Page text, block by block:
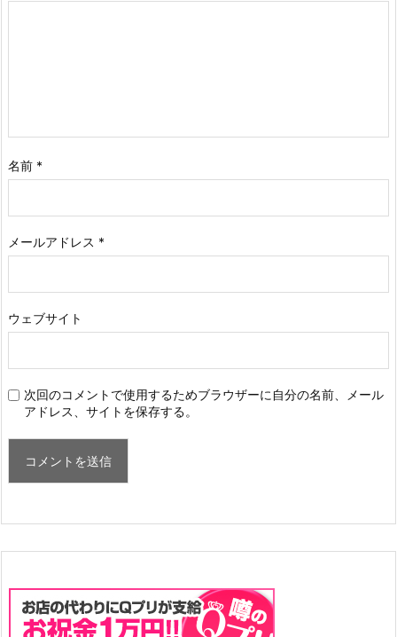
名前 *
メールアドレス *
ウェブサイト
次回のコメントで使用するためブラウザーに自分の名前、メール
アドレス、サイトを保存する。